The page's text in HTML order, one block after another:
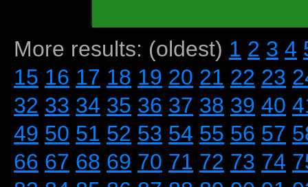
More results: (oldest) 1 2 3 4
15 16 17 18 19 20 21 22 23
32 33 34 35 36 37 38 39 40
49 50 51 52 53 54 55 56 57
66 67 68 69 70 71 72 73 74